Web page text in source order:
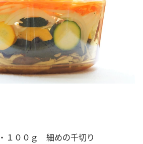
１００ｇ 細めの千切り